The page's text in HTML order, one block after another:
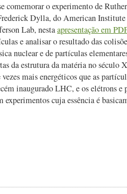
comemorar o experimento de
Dylla, do American Institute
Lab, nestaapresentação em
e analisar o resultado das
nuclear e de partículas
da estrutura da matéria no século
mais energéticos que as
inaugurado LHC, e os elétrons e
experimentos cuja essência é